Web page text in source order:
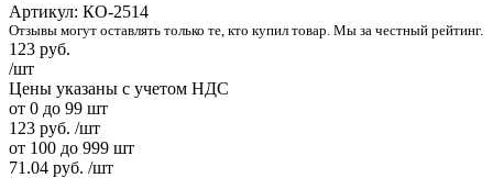
Артикул: КО-2514
Отзывы могут оставлять только те, кто купил товар. Мы за честный рейтинг.
123 руб.
/шт
Цены указаны с учетом НДС
от 0 до 99 шт
123 руб. /шт
от 100 до 999 шт
71.04 руб. /шт